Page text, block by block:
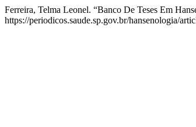
Ferreira, Telma Leonel. “Banco De Teses Em
https://periodicos.saude.sp.gov.br/hansenologia/